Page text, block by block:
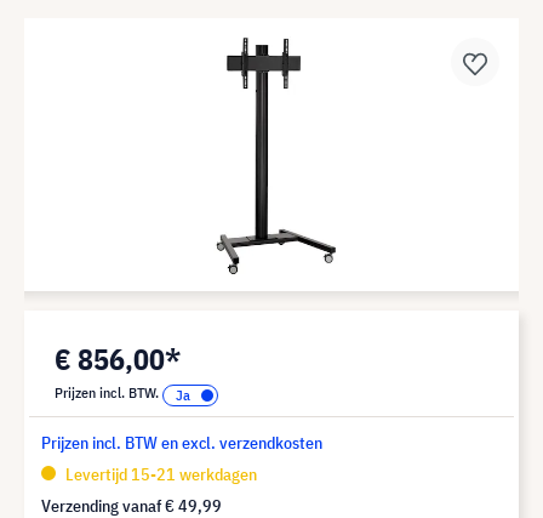
€ 856,00*
Prijzen incl. BTW.
Prijzen incl. BTW en excl. verzendkosten
Levertijd 15-21 werkdagen
Verzending vanaf€ 49,99